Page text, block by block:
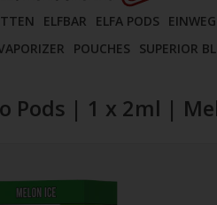
die
Pfeile
und
ELFBAR ELFA PODS
POUCHES SUPERIOR
Pods | 1 x 2ml |